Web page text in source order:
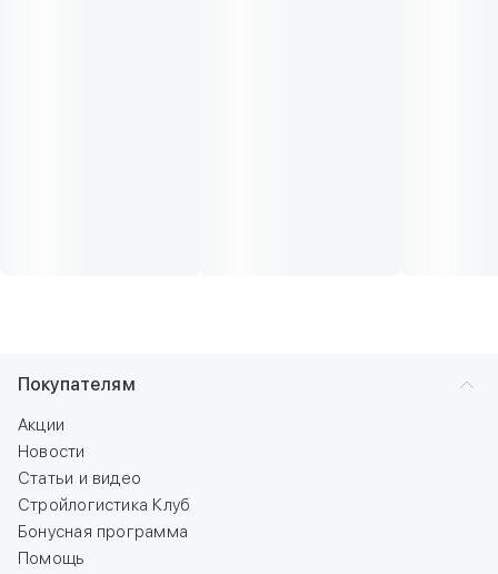
Покупателям
Акции
Новости
Статьи и видео
Стройлогистика Клуб
Бонусная программа
Помощь